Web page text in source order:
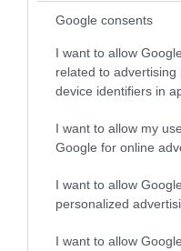
Google consents
I want to allow
related to
device identifiers in
I want to allow my
Google for online
I want to allow
personalized
I want to allow
14. Mindig
Towerben
A szabály, az szabály, akkor